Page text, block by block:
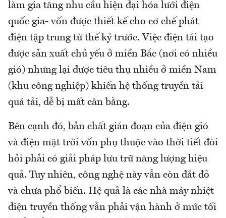
làm gia tăng nhu cầu hiện đại hóa lưới điện
quốc gia- vốn được thiết kế cho cơ chế phát
điện tập trung từ thế kỷ trước. Việc điện tái tạo
được sản xuất chủ yếu ở miền Bắc (nơi có nhiều
gió) nhưng lại được tiêu thụ nhiều ở miền Nam
(khu công nghiệp) khiến hệ thống truyền tải
quá tải, dễ bị mất cân bằng.
Bên cạnh đó, bản chất gián đoạn của điện gió
và điện mặt trời vốn phụ thuộc vào thời tiết đòi
hỏi phải có giải pháp lưu trữ năng lượng hiệu
quả. Tuy nhiên, công nghệ này vẫn còn đắt đỏ
và chưa phổ biến. Hệ quả là các nhà máy nhiệt
điện truyền thống vẫn phải vận hành ở mức tối